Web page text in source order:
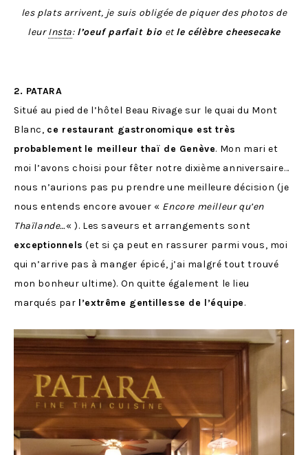
les plats arrivent, je suis obligée de piquer des photos de
leurInsta: l’oeuf parfait bio etle célèbre cheesecake
2. PATARA
Situé au pied de l’hôtel Beau Rivage sur le quai du Mont
Blanc, ce restaurant gastronomique est très
probablement le meilleur thaï de Genève. Mon mari et
moi l’avons choisi pour fêter notre dixième anniversaire…
nous n’aurions pas pu prendre une meilleure décision (je
nous entends encore avouer « Encore meilleur qu’en
Thaïlande…« ). Les saveurs et arrangements sont
exceptionnels (et si ça peut en rassurer parmi vous, moi
qui n’arrive pas à manger épicé, j’ai malgré tout trouvé
mon bonheur ultime). On quitte également le lieu
marqués par l’extrême gentillesse de l’équipe.